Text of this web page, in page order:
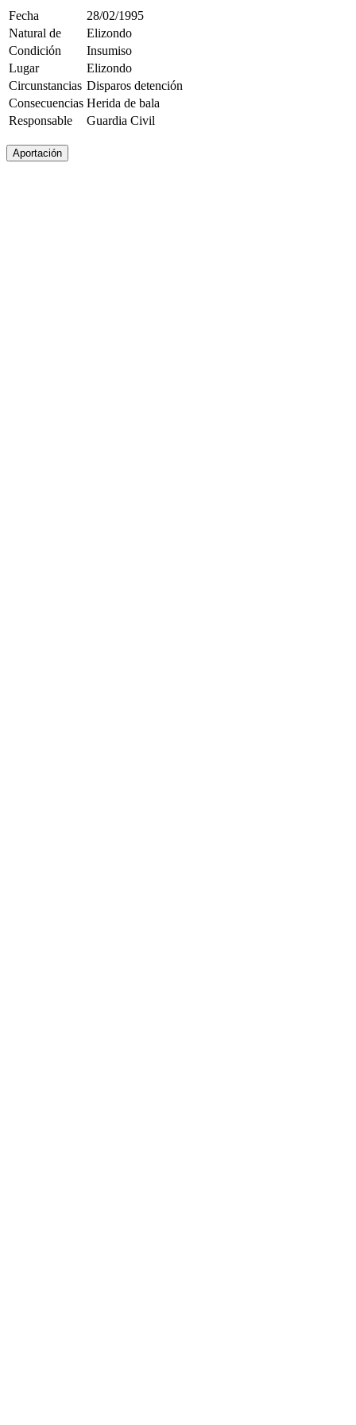
Fecha
28/02/1995
Natural de
Elizondo
Condición
Insumiso
Lugar
Elizondo
Circunstancias Disparos detención
Consecuencias Herida de bala
Responsable
Guardia Civil